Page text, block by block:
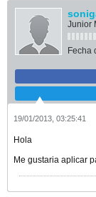
Junior
Fecha
19/01/2013, 03:25:41
Hola
Me gustaria aplicar